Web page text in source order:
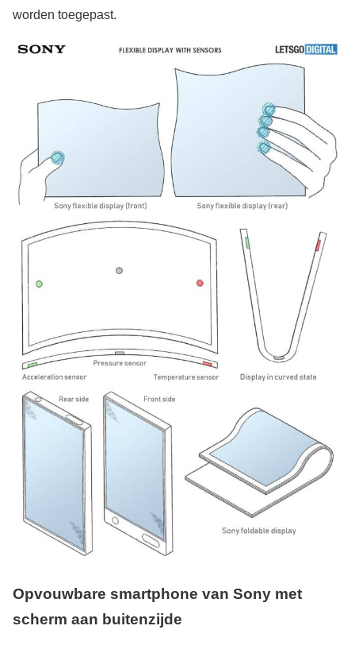
worden toegepast.
Opvouwbare smartphone van Sony met
scherm aan buitenzijde